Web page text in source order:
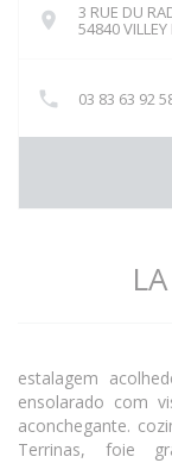
3 RUE DU
54840 VILLEY
03 83 63 92
estalagem
ensolarado com
aconchegante.
Terrinas, foie